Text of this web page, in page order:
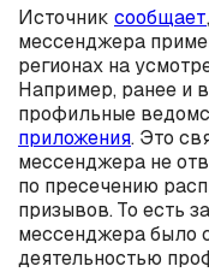
Источник сообщает
мессенджера
регионах на
Например, ранее и
профильные
приложения. Это
мессенджера не
по пресечению
призывов. То есть
мессенджера было
деятельностью